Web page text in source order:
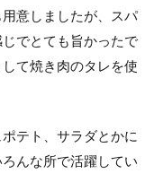
意しましたが、スパ
でとても旨かったで
て焼き肉のタレを使
テト、サラダとかに
んな所で活躍してい